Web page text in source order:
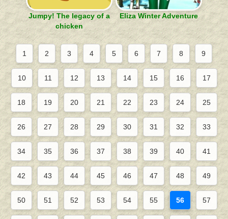
Jumpy! The legacy of a
chicken
Eliza Winter Adventure
1 2 3 4 5 6 7 8 9
10 11 12 13 14 15 16 17
18 19 20 21 22 23 24 25
26 27 28 29 30 31 32 33
34 35 36 37 38 39 40 41
42 43 44 45 46 47 48 49
50 51 52 53 54 55 56 57